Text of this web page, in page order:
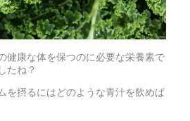
健康な体を保つのに必要な栄養素で
たね？
を摂るにはどのような青汁を飲めば